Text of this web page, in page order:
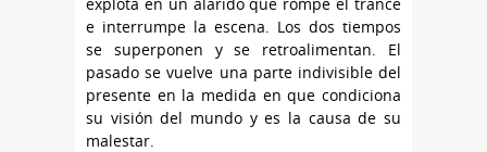
e interrumpe la escena. Los dos tiempos
se superponen y se retroalimentan. El
pasado se vuelve una parte indivisible del
presente en la medida en que condiciona
su visión del mundo y es la causa de su
malestar.